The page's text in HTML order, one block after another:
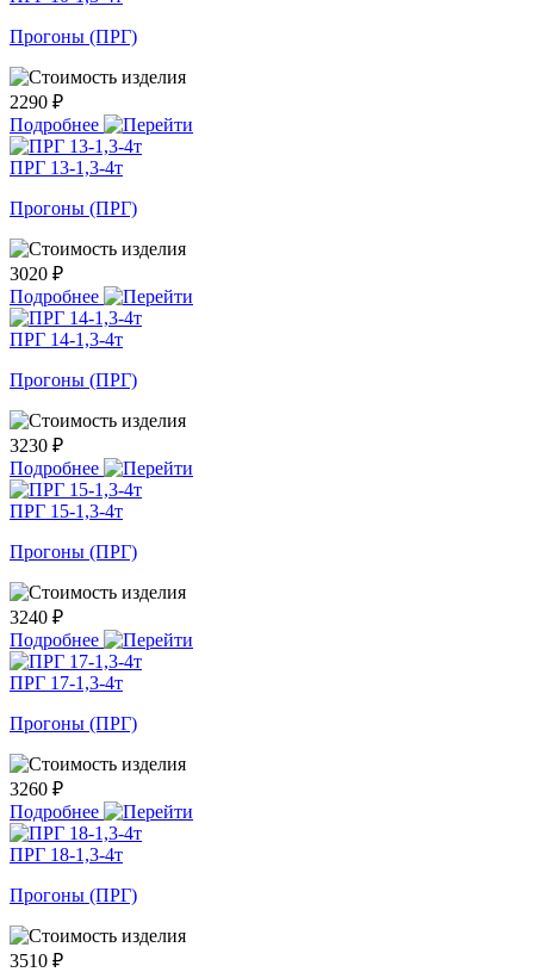
Прогоны (ПРГ)
2290 ₽
Подробнее
ПРГ 13-1,3-4т
Прогоны (ПРГ)
3020 ₽
Подробнее
ПРГ 14-1,3-4т
Прогоны (ПРГ)
3230 ₽
Подробнее
ПРГ 15-1,3-4т
Прогоны (ПРГ)
3240 ₽
Подробнее
ПРГ 17-1,3-4т
Прогоны (ПРГ)
3260 ₽
Подробнее
ПРГ 18-1,3-4т
Прогоны (ПРГ)
3510 ₽